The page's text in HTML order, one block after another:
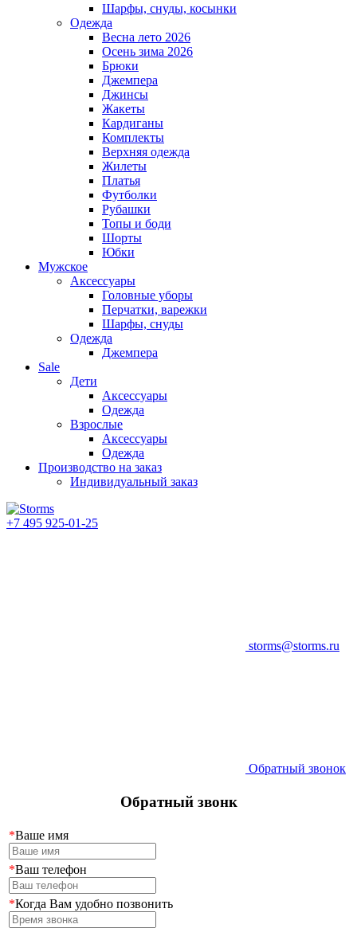
Шарфы, снуды, косынки
Одежда
Весна лето 2026
Осень зима 2026
Брюки
Джемпера
Джинсы
Жакеты
Кардиганы
Комплекты
Верхняя одежда
Жилеты
Платья
Футболки
Рубашки
Топы и боди
Шорты
Юбки
Мужское
Аксессуары
Головные уборы
Перчатки, варежки
Шарфы, снуды
Одежда
Джемпера
Sale
Дети
Аксессуары
Одежда
Взрослые
Аксессуары
Одежда
Производство на заказ
Индивидуальный заказ
+7 495 925-01-25
storms@storms.ru
Обратный звонок
Обратный звонк
*Ваше имя
*Ваш телефон
*Когда Вам удобно позвонить